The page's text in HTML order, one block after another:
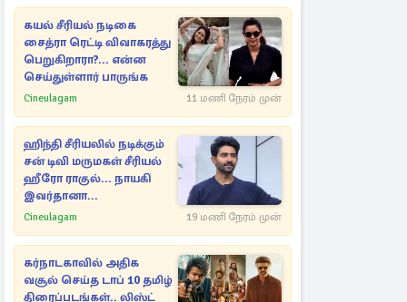
திரைப்படங்கள்.. லிஸ்ட்
இதோ
Cineulagam 45 நிமிடங்கள் முன்
சாதாரண மக்களுக்கு பிக்
பாஸ் வாய்ப்பு.. ஆகஸ்ட் 16
முதல் Bigg Boss Common
Man
Cineulagam 21 நிமிடங்கள் முன்
துயர் பகிர்வு
மரண அறிவித்தல்
திரு சுரேந்திரநாத்